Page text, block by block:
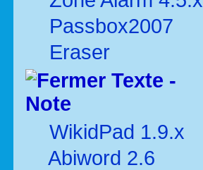
Passbox2007
Eraser
Texte -
Note
WikidPad 1.9.x
Abiword 2.6